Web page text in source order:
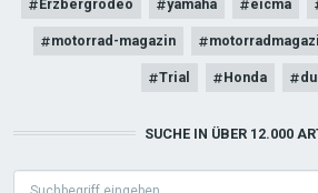
Erzbergrodeo yamaha eicma
motorrad-magazin
Trial Honda
SUCHE IN ÜBER 12.000